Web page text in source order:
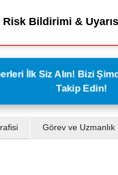
Risk Bildirimi &
İlk Siz Alın! Bizi
Takip Edin!
Görev ve Uzmanlık